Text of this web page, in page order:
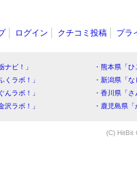
ログイン クチコミ投稿 プラ
ナビ！」
・熊本県「
くラボ！」
・新潟県「
んラボ！」
・香川県「
沢ラボ！」
・鹿児島県
(C) HitBit